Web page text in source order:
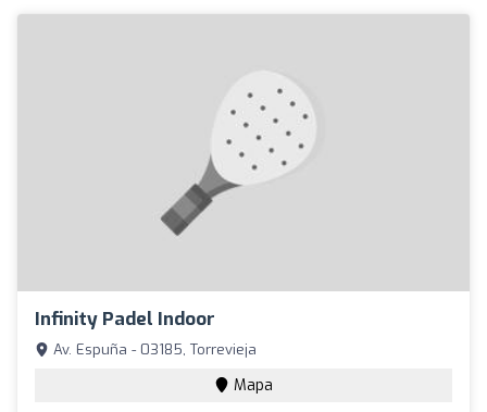
Infinity Padel Indoor
Av. Espuña - 03185, Torrevieja
Mapa